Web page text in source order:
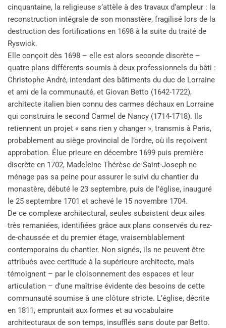
cinquantaine, la religieuse s’attèle à des travaux d’ampleur : la
reconstruction intégrale de son monastère, fragilisé lors de la
destruction des fortifications en 1698 à la suite du traité de
Ryswick.
Elle conçoit dès 1698 – elle est alors seconde discrète –
quatre plans différents soumis à deux professionnels du bâti :
Christophe André, intendant des bâtiments du duc de Lorraine
et ami de la communauté, et Giovan Betto (1642-1722),
architecte italien bien connu des carmes déchaux en Lorraine
qui construira le second Carmel de Nancy (1714-1718). Ils
retiennent un projet « sans rien y changer », transmis à Paris,
probablement au siège provincial de l’ordre, où ils reçoivent
approbation. Élue prieure en décembre 1699 puis première
discrète en 1702, Madeleine Thérèse de Saint-Joseph ne
ménage pas sa peine pour assurer le suivi du chantier du
monastère, débuté le 23 septembre, puis de l’église, inauguré
le 25 septembre 1701 et achevé le 15 novembre 1704.
De ce complexe architectural, seules subsistent deux ailes
très remaniées, identifiées grâce aux plans conservés du rez-
de-chaussée et du premier étage, vraisemblablement
contemporains du chantier. Non signés, ils ne peuvent être
attribués avec certitude à la supérieure architecte, mais
témoignent – par le cloisonnement des espaces et leur
articulation – d’une maîtrise évidente des besoins de cette
communauté soumise à une clôture stricte. L’église, décrite
en 1811, empruntait aux formes et au vocabulaire
architecturaux de son temps, insufflés sans doute par Betto.